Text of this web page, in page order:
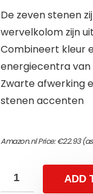
De zeven stenen
wervelkolom zijn
Combineert kleur
energiecentra
Zwarte afwerking
stenen accenten
Amazon.nl Price:€22.93(as
ADD